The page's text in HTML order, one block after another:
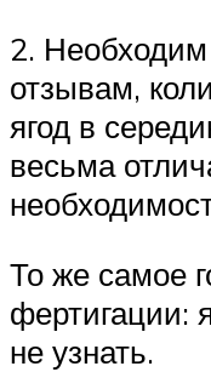
2.
отзывам,
ягод в
весьма
То же самое
фертигации:
не узнать.